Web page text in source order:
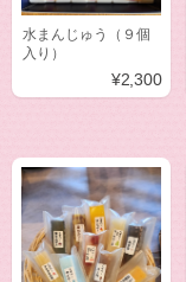
水まんじゅう（９個
入り）
¥2,300